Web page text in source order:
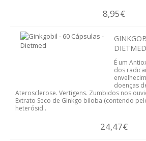
SISTEMA OSTEOARTICULAR
SISTEMA RENAL E URINÁRIO
VITAMINAS
8,95€
DIETMED
É um
dos
doenças
Aterosclerose. Vertigens. Zumbidos nos
Extrato Seco de Ginkgo biloba (contendo
heterósid..
24,47€